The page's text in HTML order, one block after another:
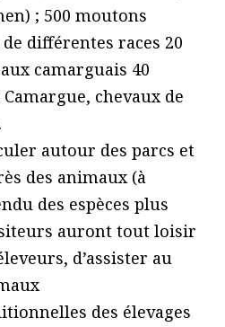
; 500 moutons
différentes races 20
camarguais 40
chevaux de
autour des parcs et
des animaux (à
des espèces plus
auront tout loisir
d’assister au
des élevages